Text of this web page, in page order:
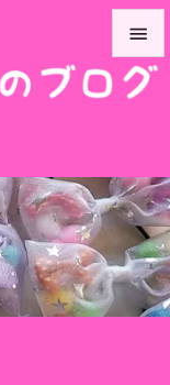



前へ

次へ
